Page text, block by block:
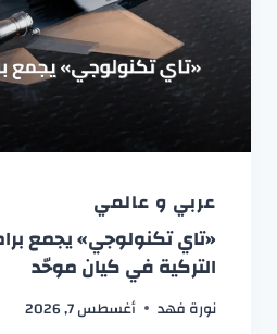
عربي و عالمي
«تاي تكنولوجي» يجمع
التركية في كيان موحّد
نورة فهد أغسطس 7, 2026